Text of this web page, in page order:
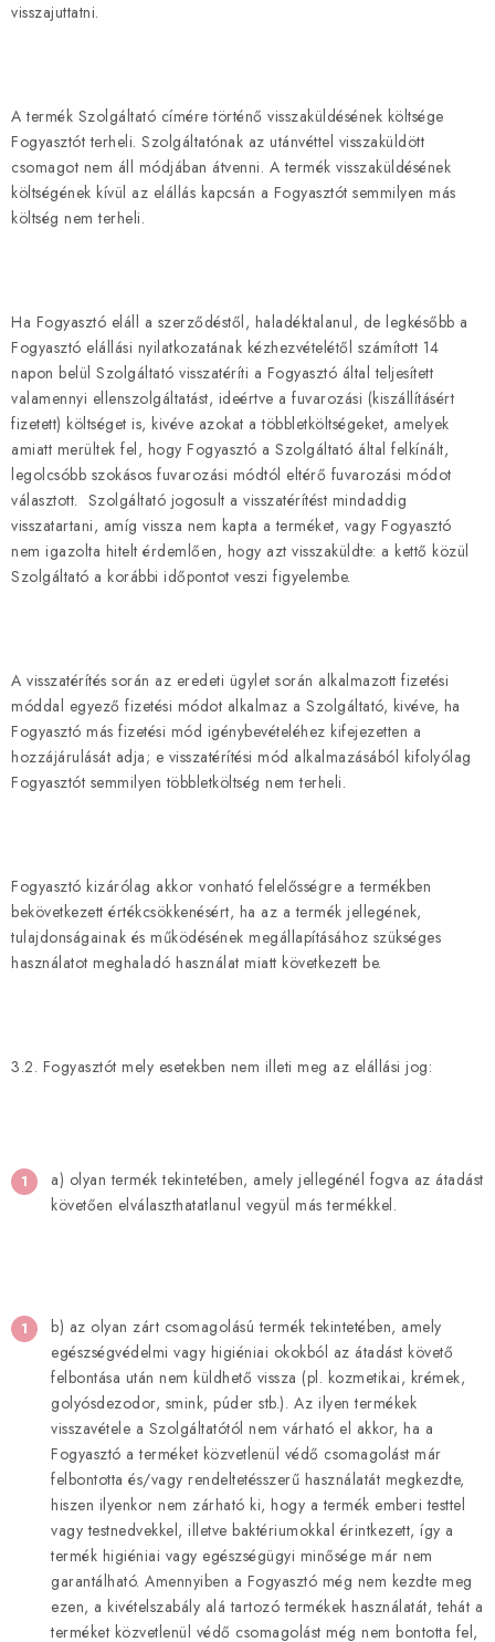
visszajuttatni.
A termék Szolgáltató címére történő visszaküldésének költsége
Fogyasztót terheli. Szolgáltatónak az utánvéttel visszaküldött
csomagot nem áll módjában átvenni. A termék visszaküldésének
költségének kívül az elállás kapcsán a Fogyasztót semmilyen más
költség nem terheli.
Ha Fogyasztó eláll a szerződéstől, haladéktalanul, de legkésőbb a
Fogyasztó elállási nyilatkozatának kézhezvételétől számított 14
napon belül Szolgáltató visszatéríti a Fogyasztó által teljesített
valamennyi ellenszolgáltatást, ideértve a fuvarozási (kiszállításért
fizetett) költséget is, kivéve azokat a többletköltségeket, amelyek
amiatt merültek fel, hogy Fogyasztó a Szolgáltató által felkínált,
legolcsóbb szokásos fuvarozási módtól eltérő fuvarozási módot
választott. Szolgáltató jogosult a visszatérítést mindaddig
visszatartani, amíg vissza nem kapta a terméket, vagy Fogyasztó
nem igazolta hitelt érdemlően, hogy azt visszaküldte: a kettő közül
Szolgáltató a korábbi időpontot veszi figyelembe.
A visszatérítés során az eredeti ügylet során alkalmazott fizetési
móddal egyező fizetési módot alkalmaz a Szolgáltató, kivéve, ha
Fogyasztó más fizetési mód igénybevételéhez kifejezetten a
hozzájárulását adja; e visszatérítési mód alkalmazásából kifolyólag
Fogyasztót semmilyen többletköltség nem terheli.
Fogyasztó kizárólag akkor vonható felelősségre a termékben
bekövetkezett értékcsökkenésért, ha az a termék jellegének,
tulajdonságainak és működésének megállapításához szükséges
használatot meghaladó használat miatt következett be.
3.2. Fogyasztót mely esetekben nem illeti meg az elállási jog:
a) olyan termék tekintetében, amely jellegénél fogva az átadást
követően elválaszthatatlanul vegyül más termékkel.
b) az olyan zárt csomagolású termék tekintetében, amely
egészségvédelmi vagy higiéniai okokból az átadást követő
felbontása után nem küldhető vissza (pl. kozmetikai, krémek,
golyósdezodor, smink, púder stb.). Az ilyen termékek
visszavétele a Szolgáltatótól nem várható el akkor, ha a
Fogyasztó a terméket közvetlenül védő csomagolást már
felbontotta és/vagy rendeltetésszerű használatát megkezdte,
hiszen ilyenkor nem zárható ki, hogy a termék emberi testtel
vagy testnedvekkel, illetve baktériumokkal érintkezett, így a
termék higiéniai vagy egészségügyi minősége már nem
garantálható. Amennyiben a Fogyasztó még nem kezdte meg
ezen, a kivételszabály alá tartozó termékek használatát, tehát a
terméket közvetlenül védő csomagolást még nem bontotta fel,